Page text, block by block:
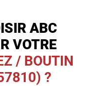
ABC
VOTRE
/ BOUTIN
?